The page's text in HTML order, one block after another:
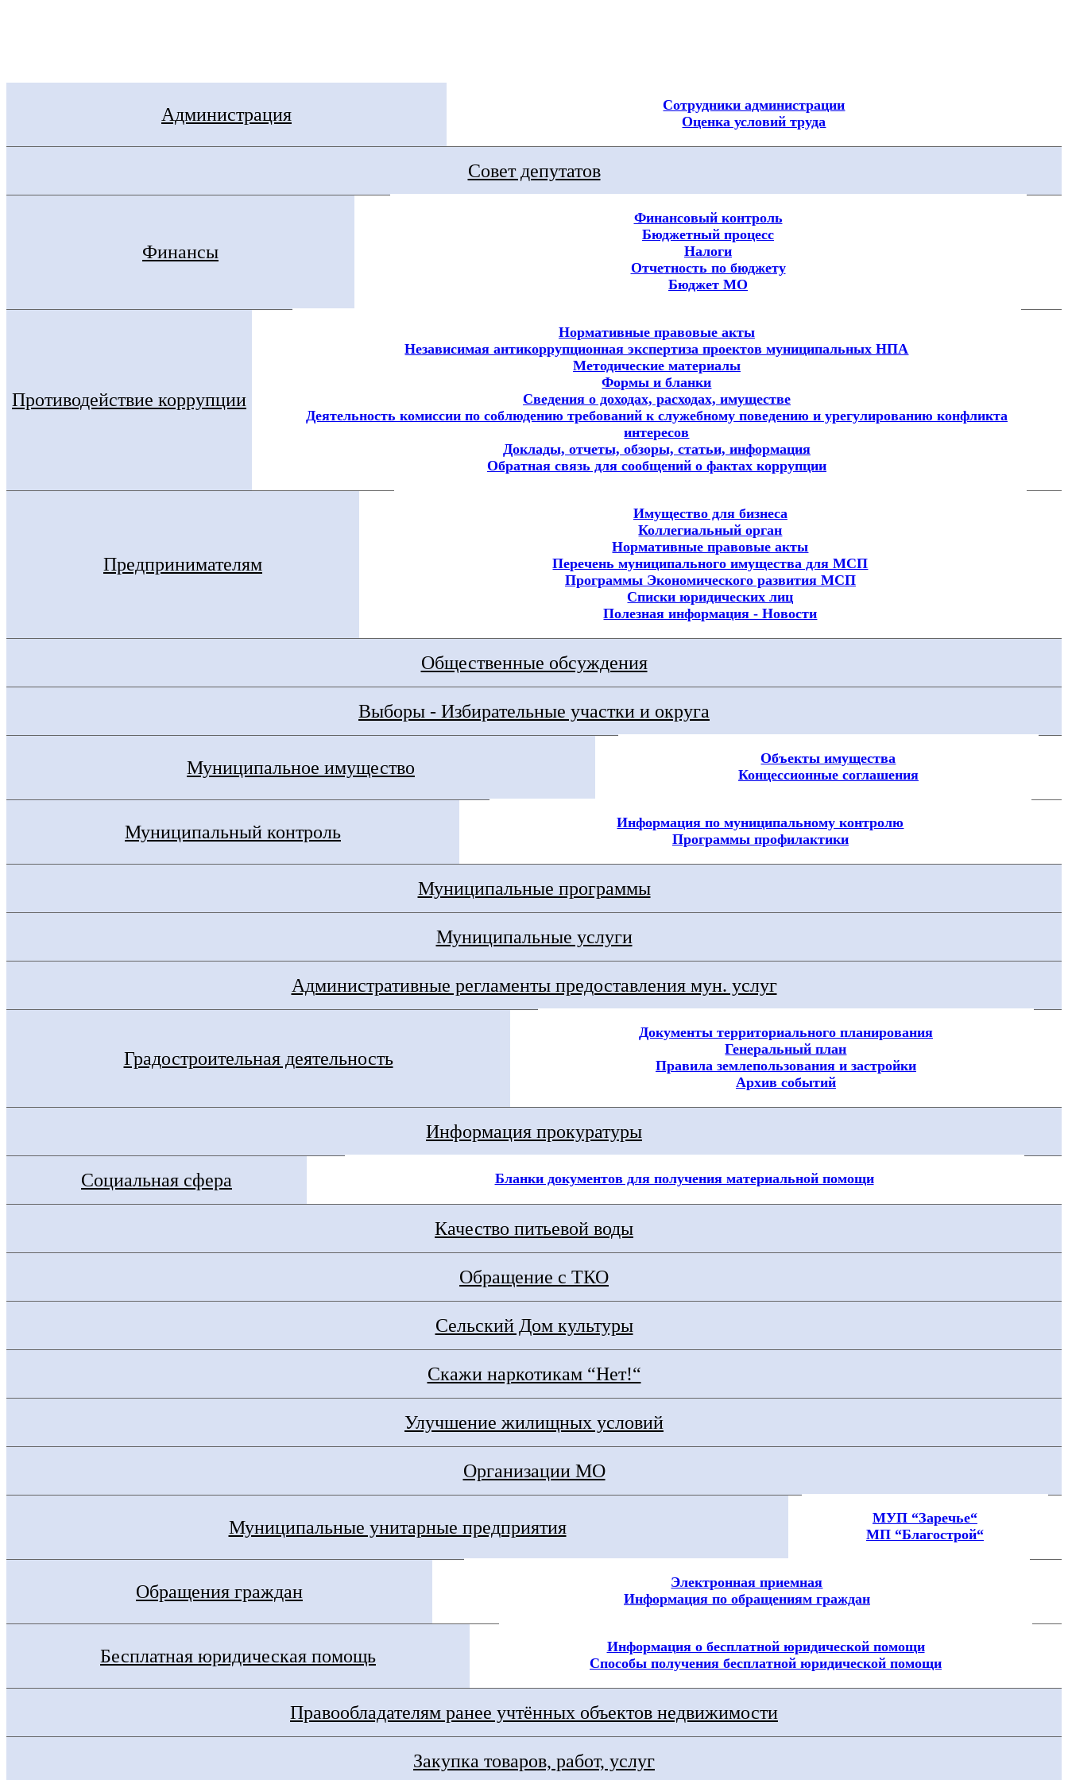
Администрация
Сотрудники администрации
Оценка условий труда
Совет депутатов
Финансы
Финансовый контроль
Бюджетный процесс
Налоги
Отчетность по бюджету
Бюджет МО
Противодействие коррупции
Нормативные правовые акты
Независимая антикоррупционная экспертиза проектов муниципальных НПА
Методические материалы
Формы и бланки
Сведения о доходах, расходах, имуществе
Деятельность комиссии по соблюдению требований к служебному поведению и урегулированию конфликта
интересов
Доклады, отчеты, обзоры, статьи, информация
Обратная связь для сообщений о фактах коррупции
Предпринимателям
Имущество для бизнеса
Коллегиальный орган
Нормативные правовые акты
Перечень муниципального имущества для МСП
Программы Экономического развития МСП
Списки юридических лиц
Полезная информация - Новости
Общественные обсуждения
Выборы - Избирательные участки и округа
Муниципальное имущество
Объекты имущества
Концессионные соглашения
Муниципальный контроль
Информация по муниципальному контролю
Программы профилактики
Муниципальные программы
Муниципальные услуги
Административные регламенты предоставления мун. услуг
Градостроительная деятельность
Документы территориального планирования
Генеральный план
Правила землепользования и застройки
Архив событий
Информация прокуратуры
Социальная сфера Бланки документов для получения материальной помощи
Качество питьевой воды
Обращение с ТКО
Сельский Дом культуры
Скажи наркотикам “Нет!“
Улучшение жилищных условий
Организации МО
Муниципальные унитарные предприятия
МУП “Заречье“
МП “Благострой“
Обращения граждан
Электронная приемная
Информация по обращениям граждан
Бесплатная юридическая помощь
Информация о бесплатной юридической помощи
Способы получения бесплатной юридической помощи
Правообладателям ранее учтённых объектов недвижимости
Закупка товаров, работ, услуг